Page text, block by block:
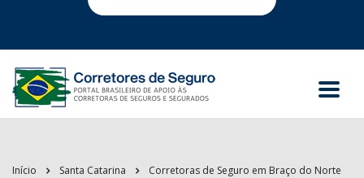
Início Santa Catarina Corretoras de Seguro em Braço do Norte